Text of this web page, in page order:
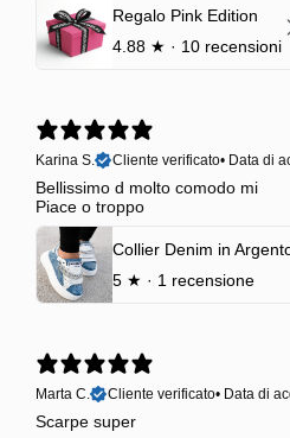
Regalo Pink Edition
4.88 ★ · 10 recensioni
Karina S.
Cliente verificato• Data di
Bellissimo d molto comodo mi
Piace o troppo
Collier Denim in
5 ★ · 1 recensione
Marta C.
Cliente verificato• Data di
Scarpe super